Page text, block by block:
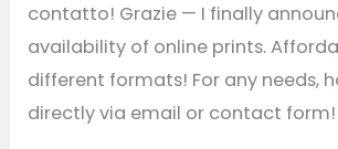
contatto! Grazie — I finally
availability of online prints.
different formats! For any needs,
directly via email or contact form!